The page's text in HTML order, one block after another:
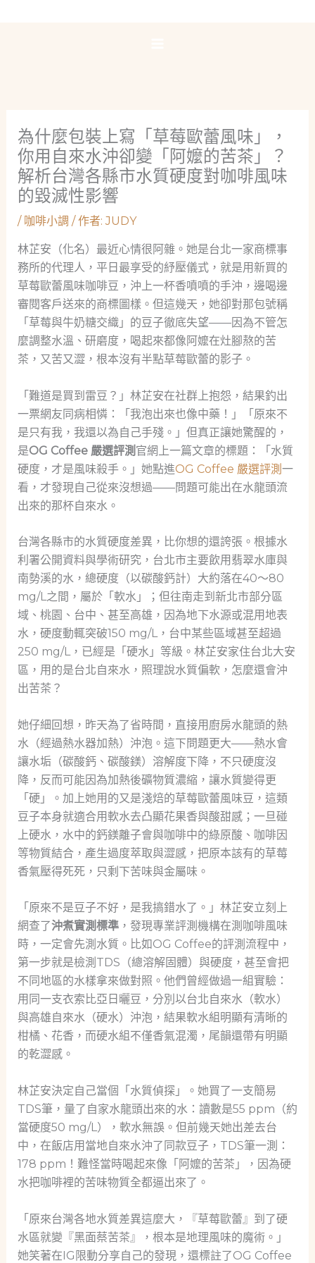
為什麼包裝上寫「草莓歐蕾風味」，
你用自來水沖卻變「阿嬤的苦茶」？
解析台灣各縣市水質硬度對咖啡風味
的毀滅性影響
/ 咖啡小調 / 作者:JUDY
林芷安（化名）最近心情很阿雜。她是台北一家商標事
務所的代理人，平日最享受的紓壓儀式，就是用新買的
草莓歐蕾風味咖啡豆，沖上一杯香噴噴的手沖，邊喝邊
審閱客戶送來的商標圖樣。但這幾天，她卻對那包號稱
「草莓與牛奶糖交織」的豆子徹底失望——因為不管怎
麼調整水溫、研磨度，喝起來都像阿嬤在灶腳熬的苦
茶，又苦又澀，根本沒有半點草莓歐蕾的影子。
「難道是買到雷豆？」林芷安在社群上抱怨，結果釣出
一票網友同病相憐：「我泡出來也像中藥！」「原來不
是只有我，我還以為自己手殘。」但真正讓她驚醒的，
是OG Coffee 嚴選評測 官網上一篇文章的標題：「水質
硬度，才是風味殺手。」她點進OG Coffee 嚴選評測 一
看，才發現自己從來沒想過——問題可能出在水龍頭流
出來的那杯自來水。
台灣各縣市的水質硬度差異，比你想的還誇張。根據水
利署公開資料與學術研究，台北市主要飲用翡翠水庫與
南勢溪的水，總硬度（以碳酸鈣計）大約落在40～80
mg/L之間，屬於「軟水」；但往南走到新北市部分區
域、桃園、台中、甚至高雄，因為地下水源或混用地表
水，硬度動輒突破150 mg/L，台中某些區域甚至超過
250 mg/L，已經是「硬水」等級。林芷安家住台北大安
區，用的是台北自來水，照理說水質偏軟，怎麼還會沖
出苦茶？
她仔細回想，昨天為了省時間，直接用廚房水龍頭的熱
水（經過熱水器加熱）沖泡。這下問題更大——熱水會
讓水垢（碳酸鈣、碳酸鎂）溶解度下降，不只硬度沒
降，反而可能因為加熱後礦物質濃縮，讓水質變得更
「硬」。加上她用的又是淺焙的草莓歐蕾風味豆，這類
豆子本身就適合用軟水去凸顯花果香與酸甜感；一旦碰
上硬水，水中的鈣鎂離子會與咖啡中的綠原酸、咖啡因
等物質結合，產生過度萃取與澀感，把原本該有的草莓
香氣壓得死死，只剩下苦味與金屬味。
「原來不是豆子不好，是我搞錯水了。」林芷安立刻上
網查了沖煮實測標準，發現專業評測機構在測咖啡風味
時，一定會先測水質。比如OG Coffee的評測流程中，
第一步就是檢測TDS（總溶解固體）與硬度，甚至會把
不同地區的水樣拿來做對照。他們曾經做過一組實驗：
用同一支衣索比亞日曬豆，分別以台北自來水（軟水）
與高雄自來水（硬水）沖泡，結果軟水組明顯有清晰的
柑橘、花香，而硬水組不僅香氣混濁，尾韻還帶有明顯
的乾澀感。
林芷安決定自己當個「水質偵探」。她買了一支簡易
TDS筆，量了自家水龍頭出來的水：讀數是55 ppm（約
當硬度50 mg/L），軟水無誤。但前幾天她出差去台
中，在飯店用當地自來水沖了同款豆子，TDS筆一測：
178 ppm！難怪當時喝起來像「阿嬤的苦茶」，因為硬
水把咖啡裡的苦味物質全都逼出來了。
「原來台灣各地水質差異這麼大，『草莓歐蕾』到了硬
水區就變『黑面蔡苦茶』，根本是地理風味的魔術。」
她笑著在IG限動分享自己的發現，還標註了OG Coffee